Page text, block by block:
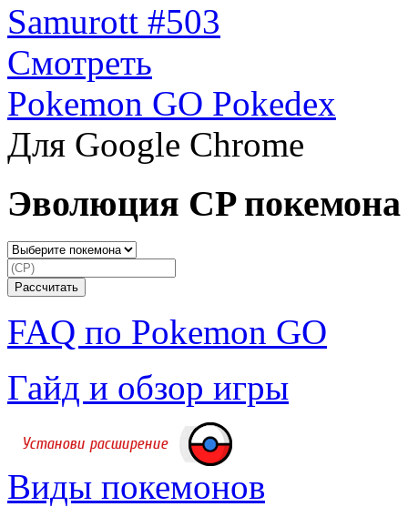
Samurott #503
Смотреть
Pokemon GO Pokedex
Для Google Chrome
Эволюция CP покемона
FAQ по Pokemon GO
Гайд и обзор игры
Виды покемонов